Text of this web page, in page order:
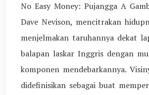
No Easy Money: Pujangga A
Dave Nevison, mencitrakan
menjelmakan taruhannya dekat
balapan laskar Inggris dengan
komponen mendebarkannya.
didefinisikan sebagai buat